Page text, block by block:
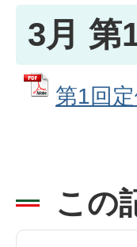
3月 第
第1回
この